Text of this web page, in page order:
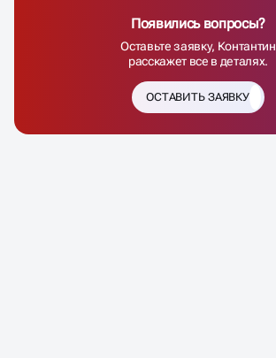
Появились вопросы?
Оставьте заявку, Контантин
расскажет все в деталях.
ОСТАВИТЬ ЗАЯВКУ